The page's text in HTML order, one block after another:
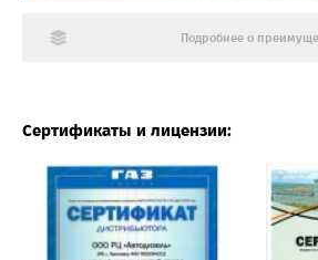
Подробнее о
Сертификаты и лицензии: